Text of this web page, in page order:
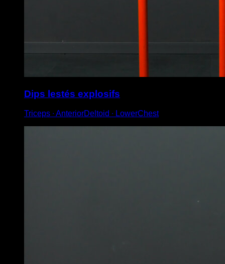
Dips lestés explosifs
Triceps ∙ AnteriorDeltoid ∙ LowerChest